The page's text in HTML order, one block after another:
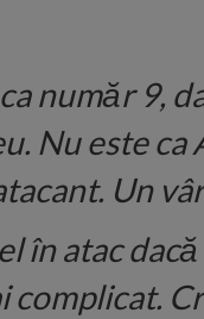
număr 9,
Nu este
Un
în atac
complicat.